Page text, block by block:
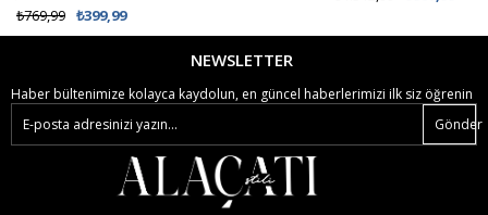
₺399,99
₺769,99
NEWSLETTER
Haber bültenimize kolayca kaydolun, en güncel haberlerimizi ilk siz öğrenin
Gönder